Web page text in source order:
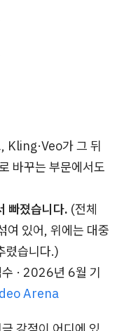
Kling·Veo가 그 뒤
바꾸는 부문에서도
빠졌습니다. (전체
여 있어, 위에는 대중
렸습니다.)
· 2026년 6월 기
Arena